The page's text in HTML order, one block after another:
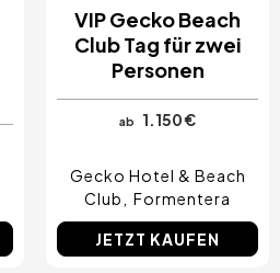
VIP Gecko Beach
Club Tag für zwei
Personen
ab 1.150 €
Gecko Hotel & Beach
Club
Formentera
JETZT KAUFEN